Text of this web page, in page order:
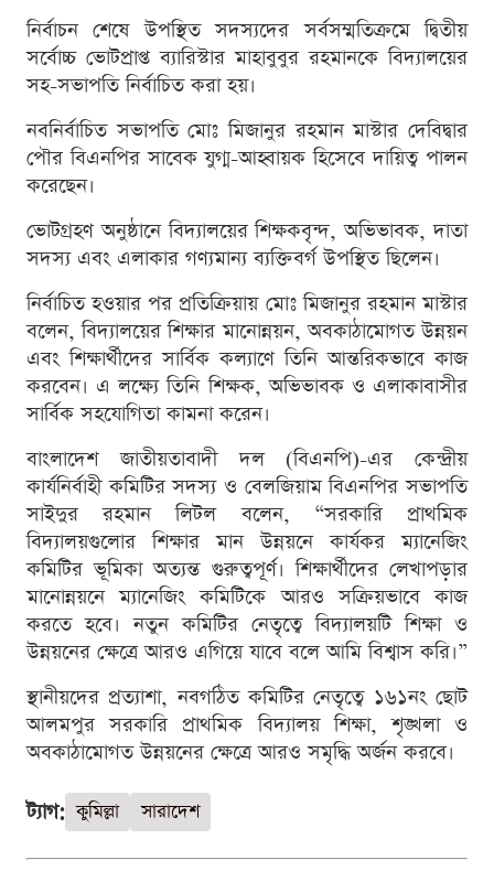
নির্বাচন শেষে উপস্থিত সদস্যদের সর্বসম্মতিক্রমে দ্বিতীয়
সর্বোচ্চ ভোটপ্রাপ্ত ব্যারিস্টার মাহাবুবুর রহমানকে বিদ্যালয়ের
সহ-সভাপতি নির্বাচিত করা হয়।
নবনির্বাচিত সভাপতি মোঃ মিজানুর রহমান মাস্টার দেবিদ্বার
পৌর বিএনপির সাবেক যুগ্ম-আহ্বায়ক হিসেবে দায়িত্ব পালন
করেছেন।
ভোটগ্রহণ অনুষ্ঠানে বিদ্যালয়ের শিক্ষকবৃন্দ, অভিভাবক, দাতা
সদস্য এবং এলাকার গণ্যমান্য ব্যক্তিবর্গ উপস্থিত ছিলেন।
নির্বাচিত হওয়ার পর প্রতিক্রিয়ায় মোঃ মিজানুর রহমান মাস্টার
বলেন, বিদ্যালয়ের শিক্ষার মানোন্নয়ন, অবকাঠামোগত উন্নয়ন
এবং শিক্ষার্থীদের সার্বিক কল্যাণে তিনি আন্তরিকভাবে কাজ
করবেন। এ লক্ষ্যে তিনি শিক্ষক, অভিভাবক ও এলাকাবাসীর
সার্বিক সহযোগিতা কামনা করেন।
বাংলাদেশ জাতীয়তাবাদী দল (বিএনপি)-এর কেন্দ্রীয়
কার্যনির্বাহী কমিটির সদস্য ও বেলজিয়াম বিএনপির সভাপতি
সাইদুর রহমান লিটল বলেন, “সরকারি প্রাথমিক
বিদ্যালয়গুলোর শিক্ষার মান উন্নয়নে কার্যকর ম্যানেজিং
কমিটির ভূমিকা অত্যন্ত গুরুত্বপূর্ণ। শিক্ষার্থীদের লেখাপড়ার
মানোন্নয়নে ম্যানেজিং কমিটিকে আরও সক্রিয়ভাবে কাজ
করতে হবে। নতুন কমিটির নেতৃত্বে বিদ্যালয়টি শিক্ষা ও
উন্নয়নের ক্ষেত্রে আরও এগিয়ে যাবে বলে আমি বিশ্বাস করি।”
স্থানীয়দের প্রত্যাশা, নবগঠিত কমিটির নেতৃত্বে ১৬১নং ছোট
আলমপুর সরকারি প্রাথমিক বিদ্যালয় শিক্ষা, শৃঙ্খলা ও
অবকাঠামোগত উন্নয়নের ক্ষেত্রে আরও সমৃদ্ধি অর্জন করবে।
ট্যাগ: কুমিল্লা সারাদেশ